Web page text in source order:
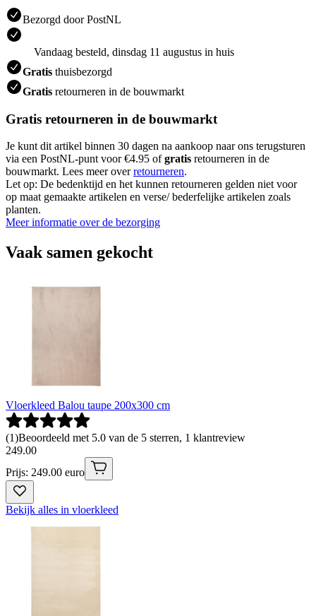
Bezorgd door PostNL
Vandaag besteld, dinsdag 11 augustus in huis
Gratis thuisbezorgd
Gratis retourneren in de bouwmarkt
Gratis retourneren in de bouwmarkt
Je kunt dit artikel binnen 30 dagen na aankoop naar ons terugsturen
via een PostNL-punt voor €4.95 ofgratis retourneren in de
bouwmarkt. Lees meer overretourneren.
Let op: De bedenktijd en het kunnen retourneren gelden niet voor
op maat gemaakte artikelen en verse/ bederfelijke artikelen zoals
planten.
Meer informatie over de bezorging
Vaak samen gekocht
Vloerkleed Balou taupe 200x300 cm
(1)Beoordeeld met 5.0 van de 5 sterren, 1 klantreview
249.00
Prijs: 249.00 euro
Bekijk alles in vloerkleed